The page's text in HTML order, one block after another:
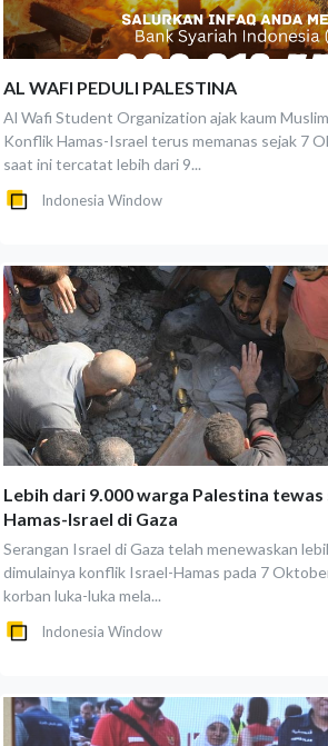
AL WAFI PEDULI PALESTINA
Al Wafi Student Organization ajak kaum
Konflik Hamas-Israel terus memanas sejak 7
saat ini tercatat lebih dari 9...
Indonesia Window
Lebih dari 9.000 warga Palestina
Hamas-Israel di Gaza
Serangan Israel di Gaza telah menewaskan
dimulainya konflik Israel-Hamas pada 7
korban luka-luka mela...
Indonesia Window